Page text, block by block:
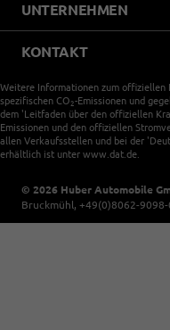
UNTERNEHMEN
KONTAKT
Weitere Informationen zum
spezifischen CO 2-Emissionen und
dem 'Leitfaden über den offiziellen
Emissionen und den offiziellen
allen Verkaufsstellen und bei der
erhältlich ist unter www.dat.de.
© 2026 Huber Automobile
Bruckmühl, +49(0)8062-9098-